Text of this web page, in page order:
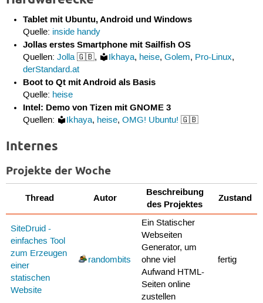
Tablet mit Ubuntu, Android und Windows
Quelle: inside handy
Jollas erstes Smartphone mit Sailfish OS
Quellen:Jolla🇬🇧, Ikhaya, heise,Golem, Pro-Linux,
derStandard.at
Boot to Qt mit Android als Basis
Quelle: heise
Intel: Demo von Tizen mit GNOME 3
Quellen: Ikhaya, heise,OMG! Ubuntu! 🇬🇧
Internes
Projekte der Woche
Thread Autor
Beschreibung
des Projektes
Zustand
SiteDruid -
einfaches Tool
zum Erzeugen
einer
statischen
Website
randombits
Ein Statischer
Webseiten
Generator, um
ohne viel
Aufwand HTML-
Seiten online
zustellen
fertig